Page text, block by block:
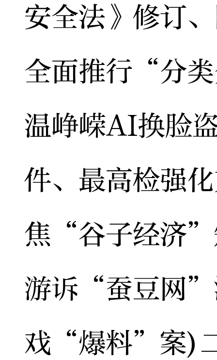
安全法》修订
全面推行“分
温峥嵘AI换脸
件、最高检强
焦“谷子经济”
游诉“蚕豆网”
戏“爆料”案)